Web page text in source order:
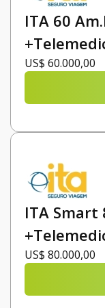
ITA 60
US$ 60.000,00
ITA Smart
US$ 80.000,00